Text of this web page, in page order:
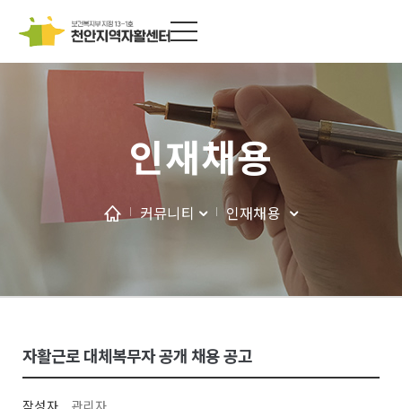
인재채용
커뮤니티 인재채용
자활근로 대체복무자 공개 채용 공고
작성자
관리자